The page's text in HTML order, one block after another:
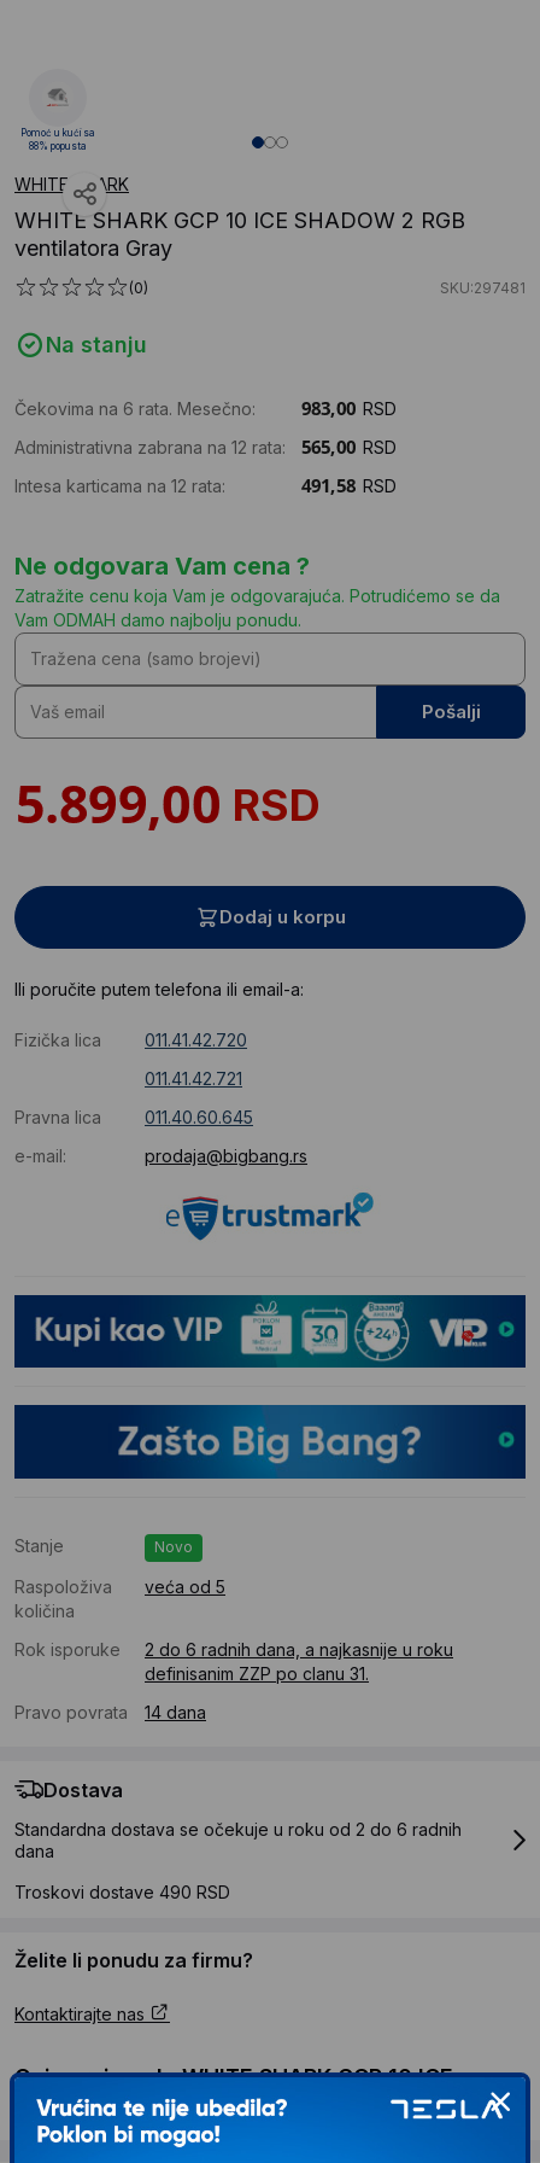
WHITE SHARK
WHITE SHARK GCP 10 ICE SHADOW 2 RGB
ventilatora Gray
(0) SKU:297481
Na stanju
Čekovima na 6 rata. Mesečno:
RSD
Administrativna zabrana na 12 rata:
RSD
Intesa karticama na 12 rata:
RSD
Ne odgovara Vam cena ?
Zatražite cenu koja Vam je odgovarajuća. Potrudićemo se da
Vam ODMAH damo najbolju ponudu.
Pošalji
RSD
Dodaj u korpu
Ili poručite putem telefona ili email-a:
Fizička lica
011.41.42.720
011.41.42.721
Pravna lica
011.40.60.645
e-mail:
prodaja@bigbang.rs
Stanje Novo
Raspoloživa
količina
veća od 5
Rok isporuke
2 do 6 radnih dana, a najkasnije u roku
definisanim ZZP po clanu 31.
Pravo povrata
14 dana
Dostava
Standardna dostava se očekuje u roku od 2 do 6 radnih
dana
Troskovi dostave 490 RSD
Želite li ponudu za firmu?
Kontaktirajte nas
Pomoć u kući sa
88% popusta
Opis proizvoda WHITE SHARK GCP 10 ICE
SHADOW 2 RGB ventilatora Gray